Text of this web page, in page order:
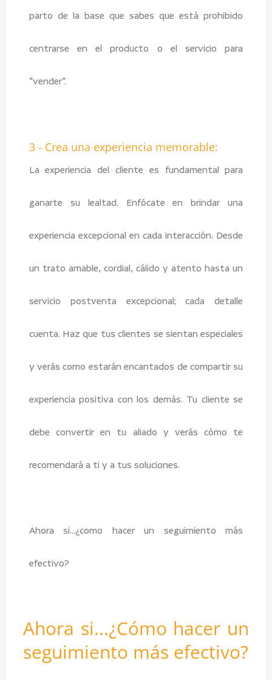
parto de la base que sabes que está prohibido
centrarse en el producto o el servicio para
“vender”.
3 - Crea una experiencia memorable:
La experiencia del cliente es fundamental para
ganarte su lealtad. Enfócate en brindar una
experiencia excepcional en cada interacción. Desde
un trato amable, cordial, cálido y atento hasta un
servicio postventa excepcional; cada detalle
cuenta. Haz que tus clientes se sientan especiales
y verás como estarán encantados de compartir su
experiencia positiva con los demás. Tu cliente se
debe convertir en tu aliado y verás cómo te
recomendará a ti y a tus soluciones.
Ahora si…¿como hacer un seguimiento más
efectivo?
Ahora si...¿Cómo hacer un
seguimiento más efectivo?